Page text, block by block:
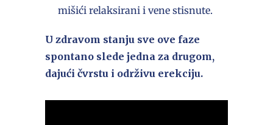
mišići relaksirani i vene stisnute.
U zdravom stanju sve ove faze
spontano slede jedna za drugom,
dajući čvrstu i održivu erekciju.